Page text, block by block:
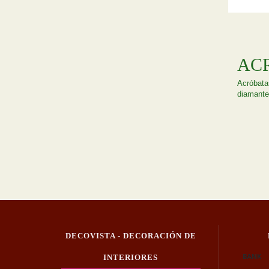
DECOVISTA - DECORACIÓN DE
INTERIORES